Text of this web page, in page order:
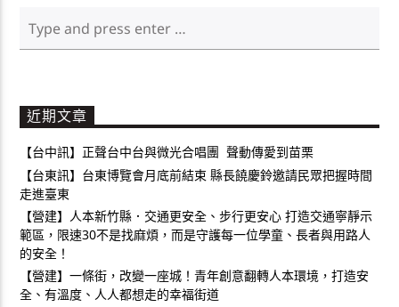
近期文章
【台中訊】正聲台中台與微光合唱團 聲動傳愛到苗栗
【台東訊】台東博覽會月底前結束 縣長饒慶鈴邀請民眾把握時間
走進臺東
【營建】人本新竹縣．交通更安全、步行更安心 打造交通寧靜示
範區，限速30不是找麻煩，而是守護每一位學童、長者與用路人
的安全！
【營建】一條街，改變一座城！青年創意翻轉人本環境，打造安
全、有溫度、人人都想走的幸福街道